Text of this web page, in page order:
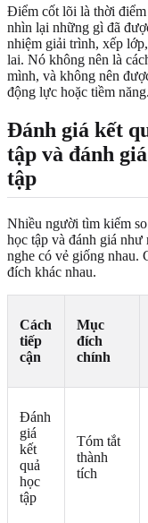
Điểm cốt lõi là thời
nhìn lại những gì đã
nhiệm giải trình, xếp
lai. Nó không nên là
mình, và không nên
động lực hoặc tiềm năng.
Đánh giá kết
tập và đánh
tập
Nhiều người tìm kiếm
học tập và đánh giá
nghe có vẻ giống nhau.
đích khác nhau.
Cách
tiếp
cận
Mục
đích
chính
Đánh
giá
kết
quả
học
tập
Tóm tắt
thành
tích